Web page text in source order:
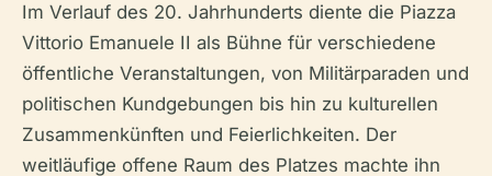
Im Verlauf des 20. Jahrhunderts diente die Piazza
Vittorio Emanuele II als Bühne für verschiedene
öffentliche Veranstaltungen, von Militärparaden und
politischen Kundgebungen bis hin zu kulturellen
Zusammenkünften und Feierlichkeiten. Der
weitläufige offene Raum des Platzes machte ihn